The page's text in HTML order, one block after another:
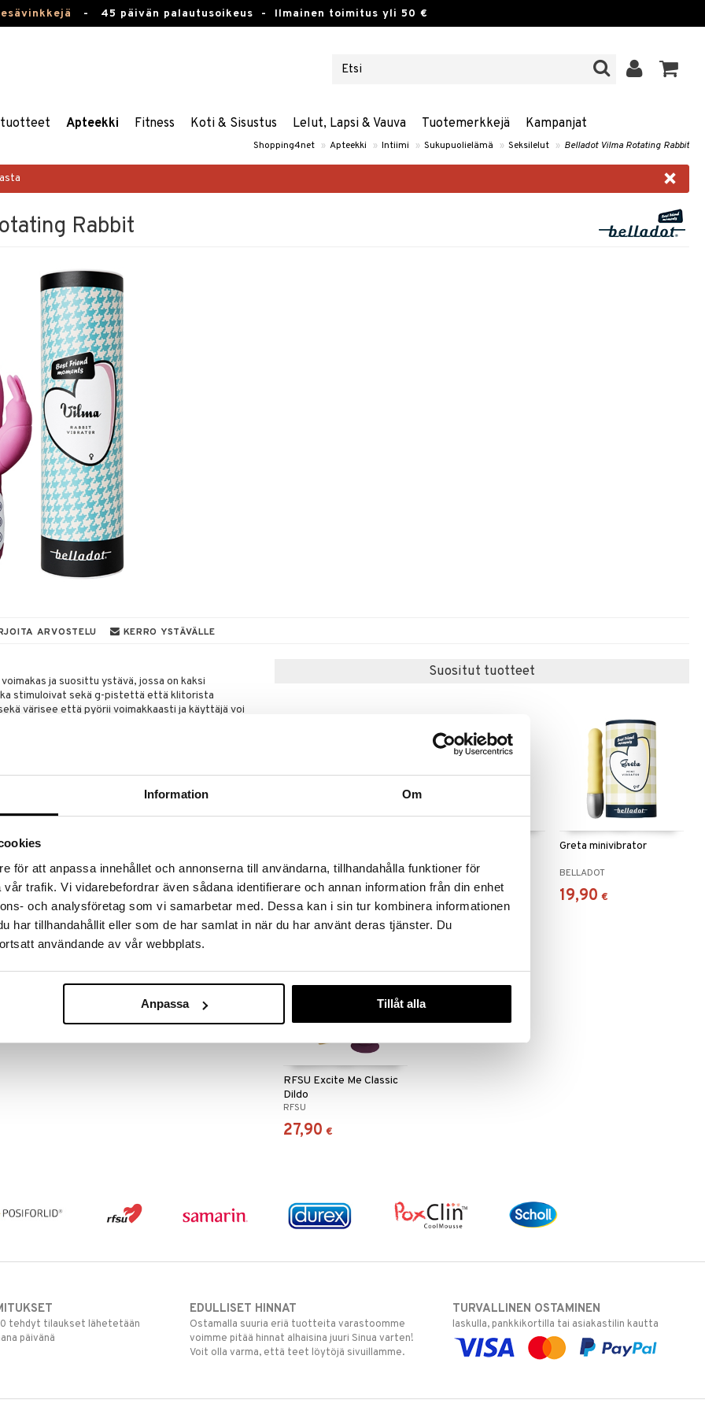
Information Om
för att anpassa innehållet och annonserna till användarna, tillhandahålla funktioner för
trafik. Vi vidarebefordrar även sådana identifierare och annan information från din enhet
och analysföretag som vi samarbetar med. Dessa kan i sin tur kombinera informationen
har tillhandahållit eller som de har samlat in när du har använt deras tjänster. Du
användande av vår webbplats.
Anpassa Tillåt alla
- 45 päivän palautusoikeus - Ilmainen toimitus yli 50 €
Apteekki Fitness Koti & Sisustus Lelut, Lapsi & Vauva Tuotemerkkejä Kampanjat
Shopping4net » Apteekki » Intiimi » Sukupuolielämä » Seksilelut » Belladot Vilma Rotating Rabbit
×
Rabbit
ARVOSTELU KERRO YSTÄVÄLLE
ja suosittu ystävä, jossa on kaksi
stimuloivat sekä g-pistettä että klitorista
värisee että pyörii voimakkaasti ja käyttäjä voi
klitorista. Siinä on myös seitsemän erilaista
säätää manuaalisesti. Mukavan pehmeä silikoni,
mm
Suositut tuotteet
BELLADOT
24,90
BELLADOT
19
Greta minivibrator
BELLADOT
19,90 €
RFSU Excite Me Classic
Dildo
RFSU
27,90 €
tehdyt tilaukset lähetetään
päivänä
EDULLISET HINNAT
Ostamalla suuria eriä tuotteita varastoomme
voimme pitää hinnat alhaisina juuri Sinua varten!
Voit olla varma, että teet löytöjä sivuillamme.
TURVALLINEN OSTAMINEN
laskulla, pankkikortilla tai asiakastilin kautta